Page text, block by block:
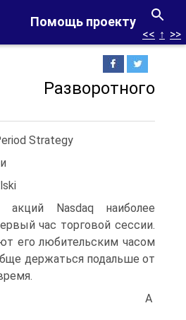
Помощь проекту
<< ↑ >>
Разворотного
Strategy
акций Nasdaq наиболее
час торговой сессии.
его любительским часом
держаться подальше от
А